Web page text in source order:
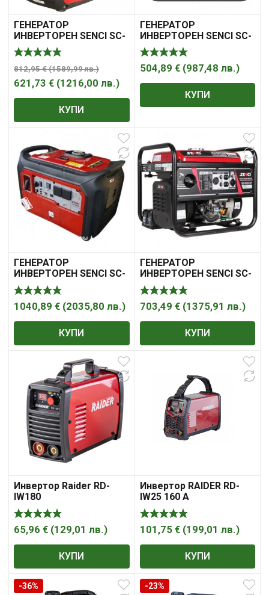
ГЕНЕРАТОР
ИНВЕРТОРЕН SENCI SC-
2000IS
812,95€ (1589,99лв.)
621,73 € (1216,00 лв.)
КУПИ
ГЕНЕРАТОР
ИНВЕРТОРЕН SENCI SC-
3200IF
504,89 € (987,48 лв.)
КУПИ
ГЕНЕРАТОР
ИНВЕРТОРЕН SENCI SC-
4000I
1040,89 € (2035,80 лв.)
КУПИ
ГЕНЕРАТОР
ИНВЕРТОРЕН SENCI SC-
4200IF
703,49 € (1375,91 лв.)
КУПИ
Инвертор Raider RD-
IW180
65,96 € (129,01 лв.)
КУПИ
Инвертор RAIDER RD-
IW25 160 A
101,75 € (199,01 лв.)
КУПИ
-36% -23%